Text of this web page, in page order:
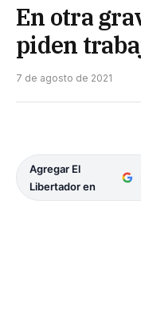
En otra
piden
7 de agosto de 2021
Agregar El
Libertador en